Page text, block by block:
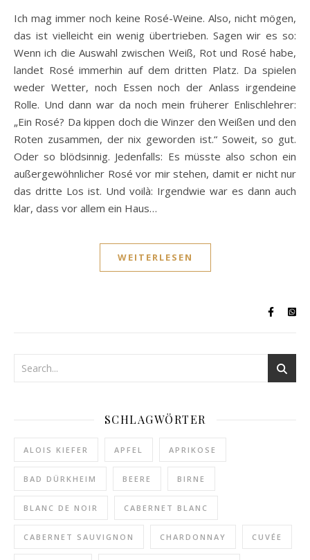
Ich mag immer noch keine Rosé-Weine. Also, nicht mögen,
das ist vielleicht ein wenig übertrieben. Sagen wir es so:
Wenn ich die Auswahl zwischen Weiß, Rot und Rosé habe,
landet Rosé immerhin auf dem dritten Platz. Da spielen
weder Wetter, noch Essen noch der Anlass irgendeine
Rolle. Und dann war da noch mein früherer Enlischlehrer:
„Ein Rosé? Da kippen doch die Winzer den Weißen und den
Roten zusammen, der nix geworden ist.“ Soweit, so gut.
Oder so blödsinnig. Jedenfalls: Es müsste also schon ein
außergewöhnlicher Rosé vor mir stehen, damit er nicht nur
das dritte Los ist. Und voilà: Irgendwie war es dann auch
klar, dass vor allem ein Haus…
WEITERLESEN
SCHLAGWÖRTER
ALOIS KIEFER APFEL APRIKOSE
BAD DÜRKHEIM BEERE BIRNE
BLANC DE NOIR CABERNET BLANC
CABERNET SAUVIGNON CHARDONNAY CUVÉE